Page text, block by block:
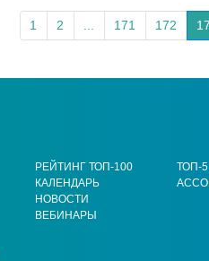
1 2 171 172
РЕЙТИНГ ТОП-100
КАЛЕНДАРЬ
НОВОСТИ
ВЕБИНАРЫ
ТОП-